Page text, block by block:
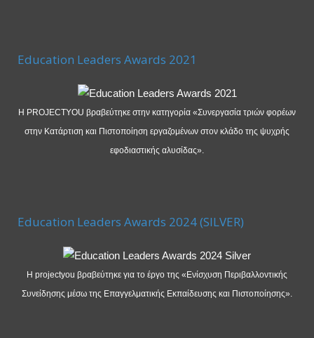
Education Leaders Awards 2021
Η PROJECTYOU βραβεύτηκε στην κατηγορία «Συνεργασία τριών φορέων
στην Κατάρτιση και Πιστοποίηση εργαζομένων στον κλάδο της ψυχρής
εφοδιαστικής αλυσίδας».
Education Leaders Awards 2024 (SILVER)
Η projectyou βραβεύτηκε για το έργο της «Ενίσχυση Περιβαλλοντικής
Συνείδησης μέσω της Επαγγελματικής Εκπαίδευσης και Πιστοποίησης».